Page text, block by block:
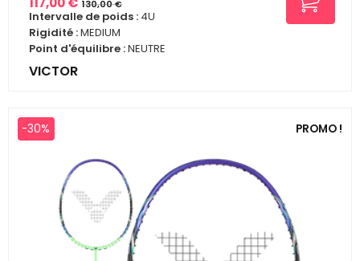
Prix
Prix
de
base
130,00 €
Intervalle de poids : 4U
Rigidité :MEDIUM
Point d'équilibre :NEUTRE
VICTOR
-30% PROMO !